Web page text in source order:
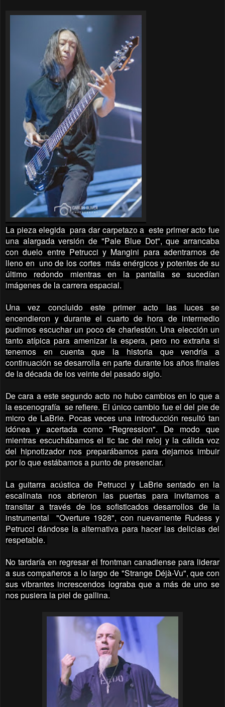
La pieza elegida para dar carpetazo a este primer acto fue
una alargada versión de "Pale Blue Dot", que arrancaba
con duelo entre Petrucci y Mangini para adentrarnos de
lleno en uno de los cortes más enérgicos y potentes de su
último redondo mientras en la pantalla se sucedían
imágenes de la carrera espacial.
Una vez concluido este primer acto las luces se
encendieron y durante el cuarto de hora de intermedio
pudimos escuchar un poco de charlestón. Una elección un
tanto atípica para amenizar la espera, pero no extraña si
tenemos en cuenta que la historia que vendría a
continuación se desarrolla en parte durante los años finales
de la década de los veinte del pasado siglo.
De cara a este segundo acto no hubo cambios en lo que a
la escenografía se refiere. El único cambio fue el del pie de
micro de LaBrie. Pocas veces una introducción resultó tan
idónea y acertada como "Regression". De modo que
mientras escuchábamos el tic tac del reloj y la cálida voz
del hipnotizador nos preparábamos para dejarnos imbuir
por lo que estábamos a punto de presenciar.
La guitarra acústica de Petrucci y LaBrie sentado en la
escalinata nos abrieron las puertas para invitarnos a
transitar a través de los sofisticados desarrollos de la
instrumental "Overture 1928", con nuevamente Rudess y
Petrucci dándose la alternativa para hacer las delicias del
respetable.
No tardaría en regresar el frontman canadiense para liderar
a sus compañeros a lo largo de "Strange Déjà-Vu", que con
sus vibrantes increscendos lograba que a más de uno se
nos pusiera la piel de gallina.